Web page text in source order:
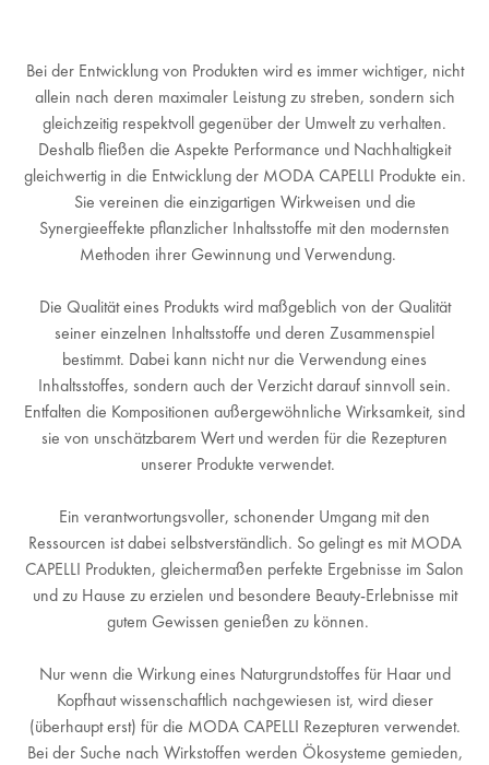
Bei der Entwicklung von Produkten wird es immer wichtiger, nicht
allein nach deren maximaler Leistung zu streben, sondern sich
gleichzeitig respektvoll gegenüber der Umwelt zu verhalten.
Deshalb fließen die Aspekte Performance und Nachhaltigkeit
gleichwertig in die Entwicklung der MODA CAPELLI Produkte ein.
Sie vereinen die einzigartigen Wirkweisen und die
Synergieeffekte pflanzlicher Inhaltsstoffe mit den modernsten
Methoden ihrer Gewinnung und Verwendung.
Die Qualität eines Produkts wird maßgeblich von der Qualität
seiner einzelnen Inhaltsstoffe und deren Zusammenspiel
bestimmt. Dabei kann nicht nur die Verwendung eines
Inhaltsstoffes, sondern auch der Verzicht darauf sinnvoll sein.
Entfalten die Kompositionen außergewöhnliche Wirksamkeit, sind
sie von unschätzbarem Wert und werden für die Rezepturen
unserer Produkte verwendet.
Ein verantwortungsvoller, schonender Umgang mit den
Ressourcen ist dabei selbstverständlich. So gelingt es mit MODA
CAPELLI Produkten, gleichermaßen perfekte Ergebnisse im Salon
und zu Hause zu erzielen und besondere Beauty-Erlebnisse mit
gutem Gewissen genießen zu können.
Nur wenn die Wirkung eines Naturgrundstoffes für Haar und
Kopfhaut wissenschaftlich nachgewiesen ist, wird dieser
(überhaupt erst) für die MODA CAPELLI Rezepturen verwendet.
Bei der Suche nach Wirkstoffen werden Ökosysteme gemieden,